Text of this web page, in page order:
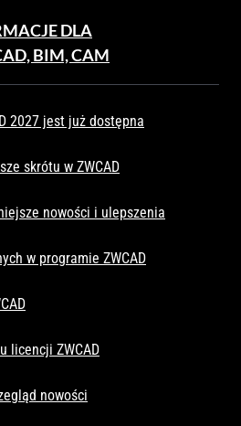
DLA
BIM, CAM
2027 jest już dostępna
skrótu w ZWCAD
nowości i ulepszenia
w programie ZWCAD
licencji ZWCAD
nowości